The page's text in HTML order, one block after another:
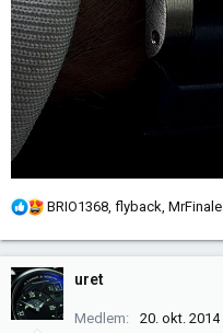
R
k
s
BRIO1368 flyback MrFinale
uret
Medlem 20. okt. 2014